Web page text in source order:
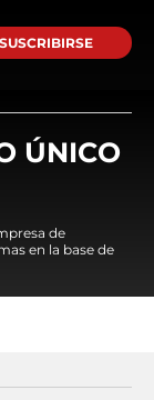
SUSCRIBIRSE
ÚNICO
de
en la base de